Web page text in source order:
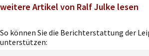
weitere Artikel von Ralf Julke lesen
So können Sie die Berichterstattung der
unterstützen: